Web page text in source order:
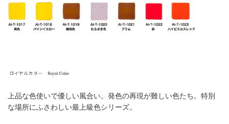
上品な色使いで優しい風合い。発色の再現が難しい色たち。特別
な場所にふさわしい最上級色シリーズ。